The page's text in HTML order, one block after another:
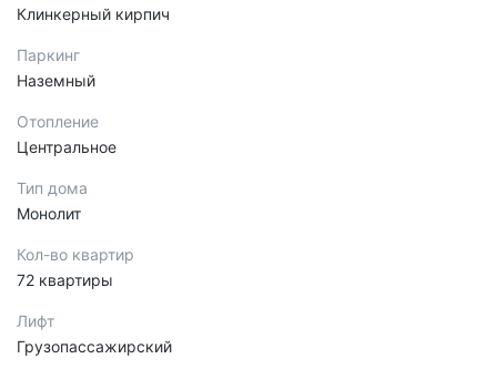
Клинкерный кирпич
Паркинг
Наземный
Отопление
Центральное
Тип дома
Монолит
Кол-во квартир
72 квартиры
Лифт
Грузопассажирский